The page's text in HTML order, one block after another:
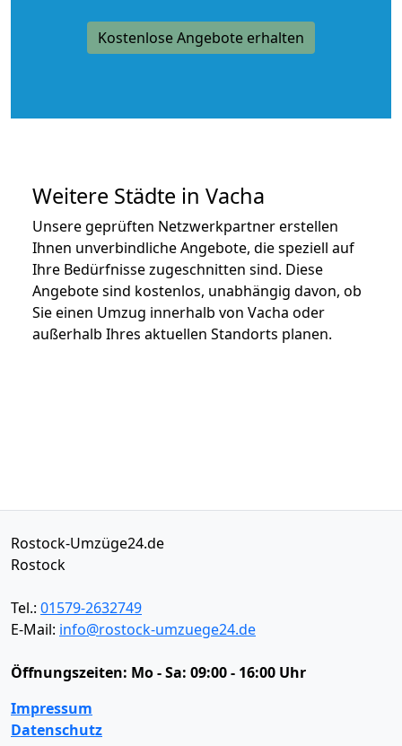
Kostenlose Angebote erhalten
Weitere Städte in Vacha
Unsere geprüften Netzwerkpartner erstellen
Ihnen unverbindliche Angebote, die speziell auf
Ihre Bedürfnisse zugeschnitten sind. Diese
Angebote sind kostenlos, unabhängig davon, ob
Sie einen Umzug innerhalb von Vacha oder
außerhalb Ihres aktuellen Standorts planen.
Rostock-Umzüge24.de
Rostock
Tel.: 01579-2632749
E-Mail: info@rostock-umzuege24.de
Öffnungszeiten: Mo - Sa: 09:00 - 16:00 Uhr
Impressum
Datenschutz